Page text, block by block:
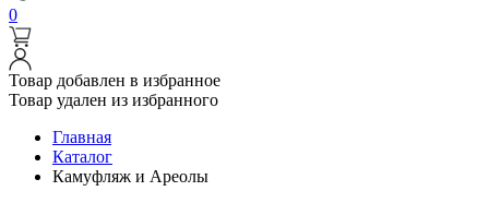
0
Товар добавлен в избранное
Товар удален из избранного
Главная
Каталог
Камуфляж и Ареолы